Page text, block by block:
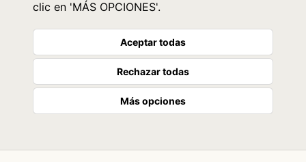
clic en 'MÁS OPCIONES'.
Aceptar todas
Rechazar todas
Más opciones